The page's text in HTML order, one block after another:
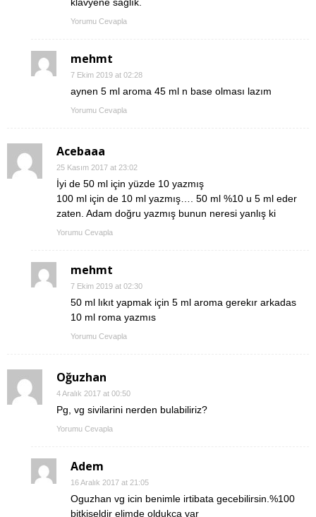
Yorumu Cevapla
mehmt
7 Ekim 2019 at 02:28
aynen 5 ml aroma 45 ml n base olması lazım
Yorumu Cevapla
Acebaaa
25 Kasım 2017 at 23:02
İyi de 50 ml için yüzde 10 yazmış
100 ml için de 10 ml yazmış…. 50 ml %10 u 5 ml eder
zaten. Adam doğru yazmış bunun neresi yanlış ki
Yorumu Cevapla
mehmt
7 Ekim 2019 at 02:30
50 ml lıkıt yapmak için 5 ml aroma gerekır arkadas
10 ml roma yazmıs
Yorumu Cevapla
Oğuzhan
4 Aralık 2017 at 00:50
Pg, vg sivilarini nerden bulabiliriz?
Yorumu Cevapla
Adem
16 Aralık 2017 at 21:05
Oguzhan vg icin benimle irtibata gecebilirsin.%100
bitkiseldir elimde oldukca var